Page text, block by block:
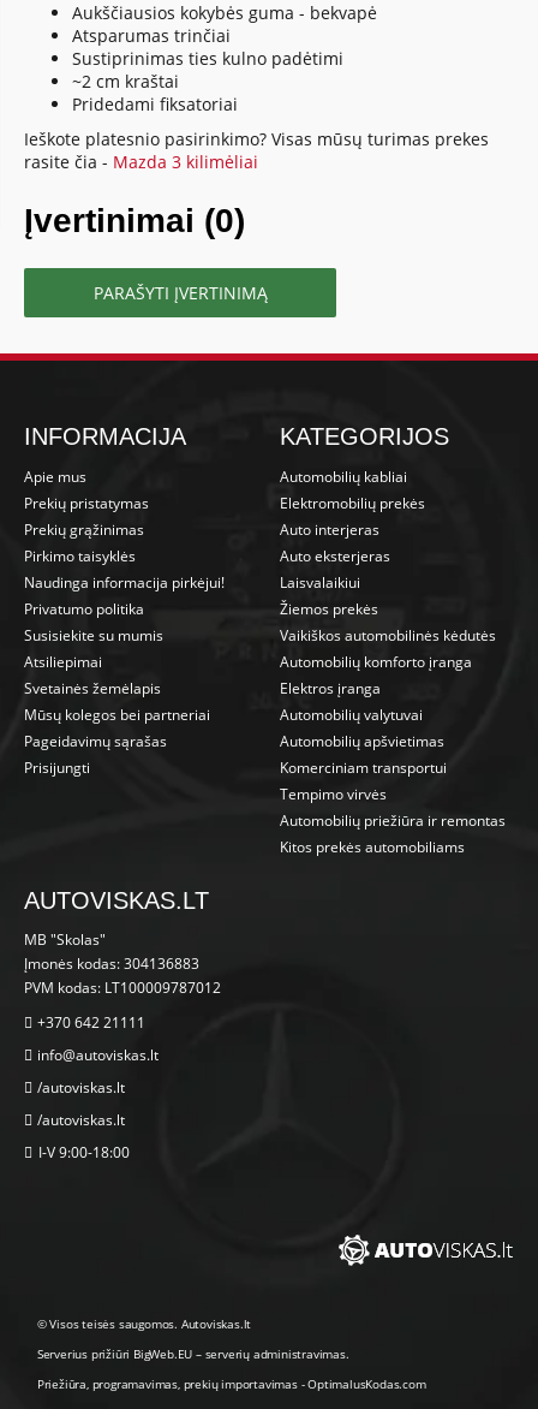
Aukščiausios kokybės guma - bekvapė
Atsparumas trinčiai
Sustiprinimas ties kulno padėtimi
~2 cm kraštai
Pridedami fiksatoriai
Ieškote platesnio pasirinkimo? Visas mūsų turimas prekes
rasite čia - Mazda 3 kilimėliai
Įvertinimai (0)
PARAŠYTI ĮVERTINIMĄ
INFORMACIJA
Apie mus
Prekių pristatymas
Prekių grąžinimas
Pirkimo taisyklės
Naudinga informacija pirkėjui!
Privatumo politika
Susisiekite su mumis
Atsiliepimai
Svetainės žemėlapis
Mūsų kolegos bei partneriai
Pageidavimų sąrašas
Prisijungti
KATEGORIJOS
Automobilių kabliai
Elektromobilių prekės
Auto interjeras
Auto eksterjeras
Laisvalaikiui
Žiemos prekės
Vaikiškos automobilinės kėdutės
Automobilių komforto įranga
Elektros įranga
Automobilių valytuvai
Automobilių apšvietimas
Komerciniam transportui
Tempimo virvės
Automobilių priežiūra ir remontas
Kitos prekės automobiliams
AUTOVISKAS.LT
MB "Skolas"
Įmonės kodas: 304136883
PVM kodas: LT100009787012
+370 642 21111
info@autoviskas.lt
/autoviskas.lt
/autoviskas.lt
I-V 9:00-18:00
© Visos teisės saugomos. Autoviskas.lt
Serverius prižiūri BigWeb.EU – serverių administravimas.
Priežiūra, programavimas prekių importavimas-OptimalusKodas.com